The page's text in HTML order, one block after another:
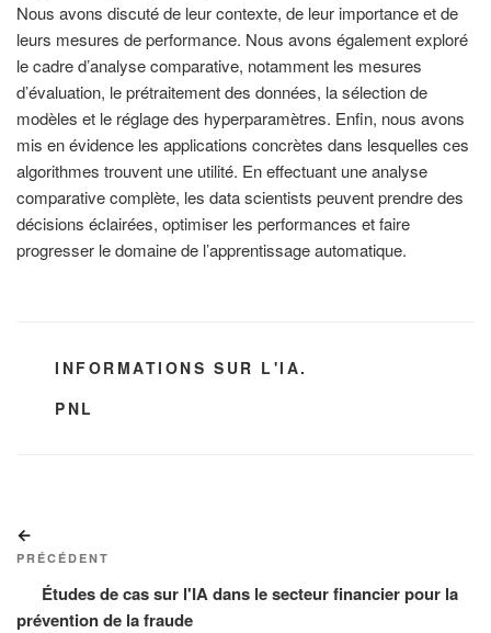
Nous avons discuté de leur contexte, de leur importance et de
leurs mesures de performance. Nous avons également exploré
le cadre d’analyse comparative, notamment les mesures
d’évaluation, le prétraitement des données, la sélection de
modèles et le réglage des hyperparamètres. Enfin, nous avons
mis en évidence les applications concrètes dans lesquelles ces
algorithmes trouvent une utilité. En effectuant une analyse
comparative complète, les data scientists peuvent prendre des
décisions éclairées, optimiser les performances et faire
progresser le domaine de l’apprentissage automatique.
CATÉGORIES
INFORMATIONS SUR L'IA.
ÉTIQUETTES
PNL
de
l’article
précédent
PRÉCÉDENT
Études de cas sur l'IA dans le secteur financier pour la
prévention de la fraude